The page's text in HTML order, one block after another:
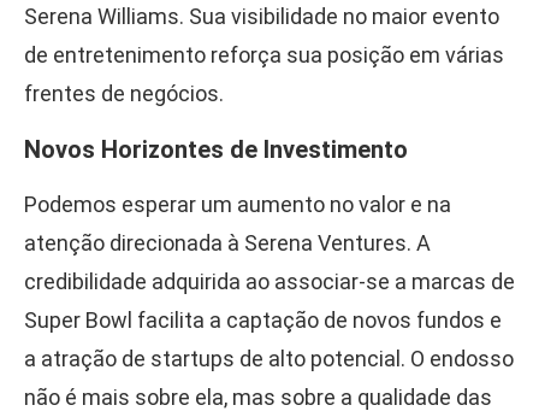
Serena Williams. Sua visibilidade no maior evento
de entretenimento reforça sua posição em várias
frentes de negócios.
Novos Horizontes de Investimento
Podemos esperar um aumento no valor e na
atenção direcionada à Serena Ventures. A
credibilidade adquirida ao associar-se a marcas de
Super Bowl facilita a captação de novos fundos e
a atração de startups de alto potencial. O endosso
não é mais sobre ela, mas sobre a qualidade das